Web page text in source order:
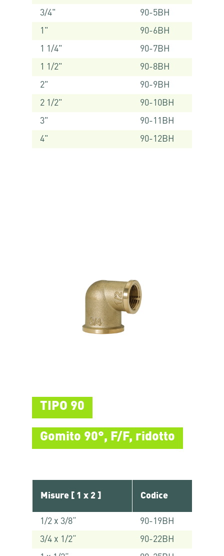
3/4"
90-5BH
1"
90-6BH
1 1/4"
90-7BH
1 1/2"
90-8BH
2"
90-9BH
2 1/2"
90-10BH
3"
90-11BH
4"
90-12BH
TIPO 90
Gomito 90°, F/F, ridotto
Misure [ 1 x 2 ] Codice
1/2 x 3/8“
90-19BH
3/4 x 1/2“
90-22BH